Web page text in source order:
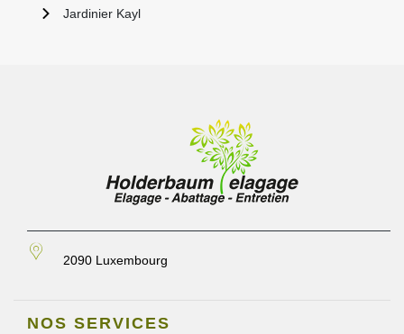
Jardinier Kayl
2090 Luxembourg
NOS SERVICES